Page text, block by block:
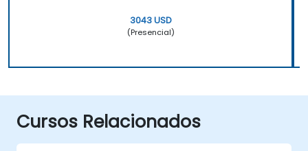
3043 USD
(Presencial)
Cursos Relacionados